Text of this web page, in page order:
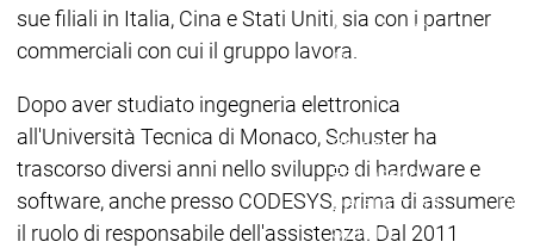
Download Download
Distribuzione
Prodotti
Prodotti
Engineering
Development
System
sue filiali in Italia, Cina e Stati Uniti, sia con i partner
commerciali con cui il gruppo lavora.
Dopo aver studiato ingegneria elettronica
all'Università Tecnica di Monaco, Schuster ha
trascorso diversi anni nello sviluppo di hardware e
software, anche presso CODESYS, prima di assumere
il ruolo di responsabile dell'assistenza. Dal 2011